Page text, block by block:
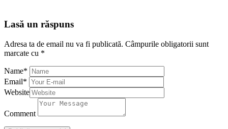
Lasă un răspuns
Adresa ta de email nu va fi publicată. Câmpurile obligatorii sunt
marcate cu *
Name*
Email*
Website
Comment